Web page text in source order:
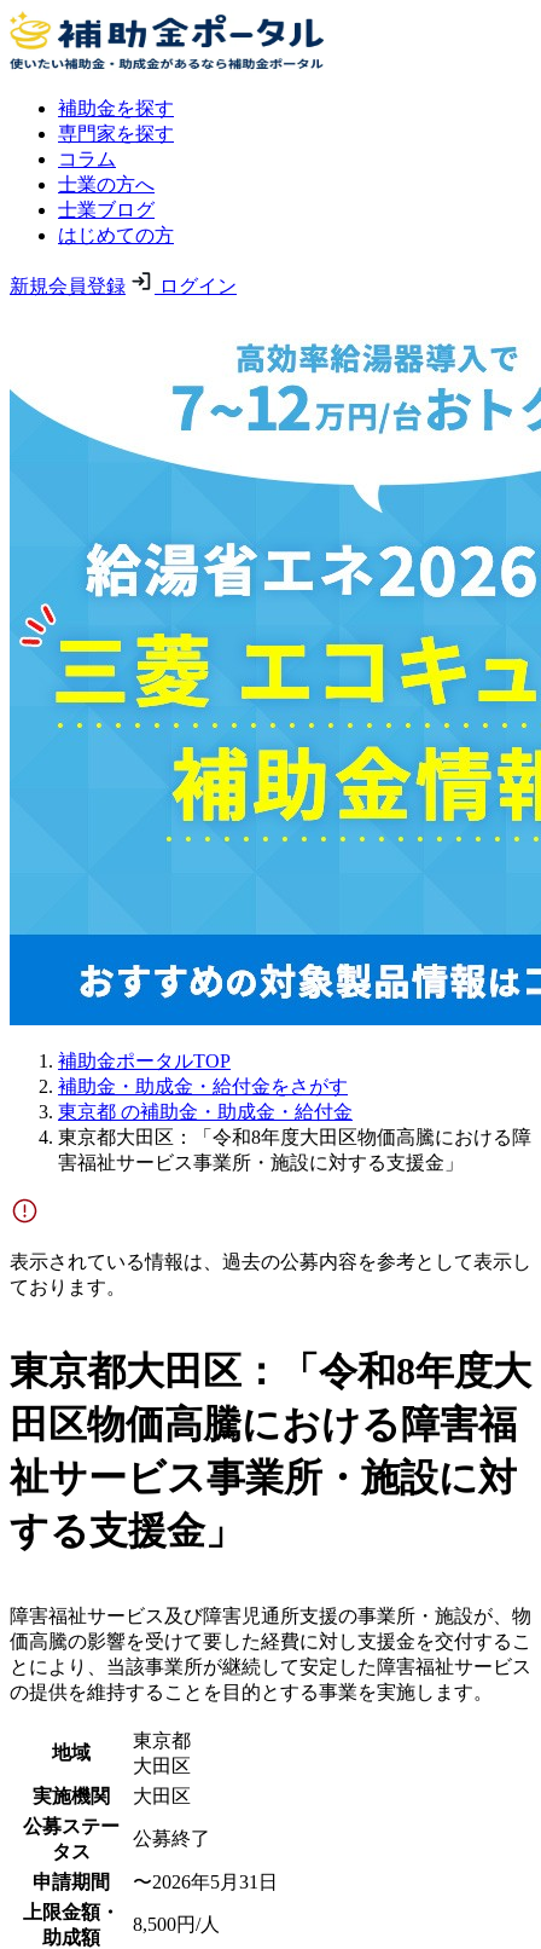
補助金を探す
専門家を探す
コラム
士業の方へ
士業ブログ
はじめての方
新規会員登録 ログイン
補助金ポータルTOP
補助金・助成金・給付金をさがす
東京都 の補助金・助成金・給付金
東京都大田区：「令和8年度大田区物価高騰における障
害福祉サービス事業所・施設に対する支援金」
表示されている情報は、過去の公募内容を参考として表示し
ております。
東京都大田区：「令和8年度大
田区物価高騰における障害福
祉サービス事業所・施設に対
する支援金」
障害福祉サービス及び障害児通所支援の事業所・施設が、物
価高騰の影響を受けて要した経費に対し支援金を交付するこ
とにより、当該事業所が継続して安定した障害福祉サービス
の提供を維持することを目的とする事業を実施します。
地域
東京都
大田区
実施機関
大田区
公募ステー
タス
公募終了
申請期間
〜2026年5月31日
上限金額・
助成額
8,500円/人